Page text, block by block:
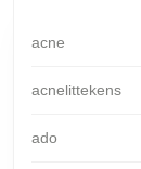
acne
acnelittekens
ado